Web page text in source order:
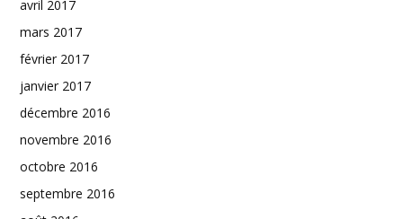
avril 2017
mars 2017
février 2017
janvier 2017
décembre 2016
novembre 2016
octobre 2016
septembre 2016